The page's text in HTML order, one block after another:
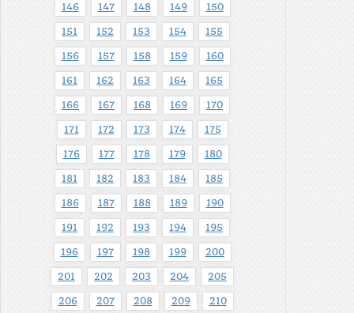
146 147 148 149 150
151 152 153 154 155
156 157 158 159 160
161 162 163 164 165
166 167 168 169 170
171 172 173 174 175
176 177 178 179 180
181 182 183 184 185
186 187 188 189 190
191 192 193 194 195
196 197 198 199 200
201 202 203 204 205
206 207 208 209 210